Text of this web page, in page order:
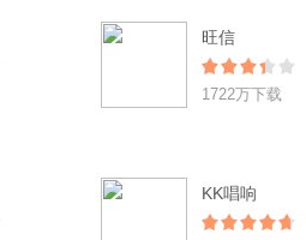
旺信
1722万下载
KK唱响